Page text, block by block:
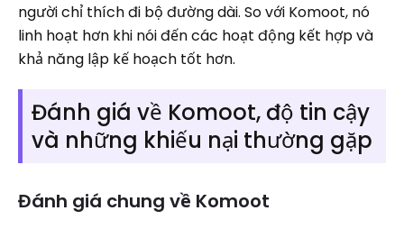
người chỉ thích đi bộ đường dài. So với Komoot, nó
linh hoạt hơn khi nói đến các hoạt động kết hợp và
khả năng lập kế hoạch tốt hơn.
Đánh giá về Komoot, độ tin cậy
và những khiếu nại thường gặp
Đánh giá chung về Komoot